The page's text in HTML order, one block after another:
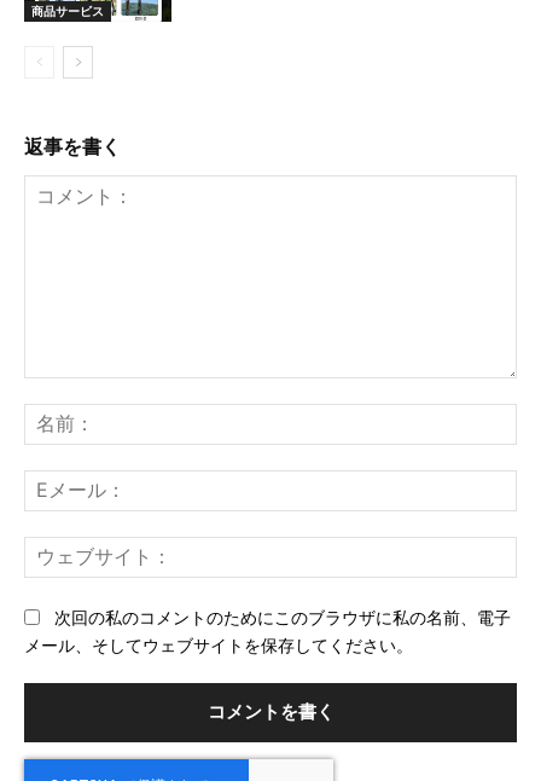
商品サービス
返事を書く
ン
ト：
前
メ
ー
ェ
次回の私のコメントのためにこのブラウザに私の名前、電子
メール、そしてウェブサイトを保存してください。